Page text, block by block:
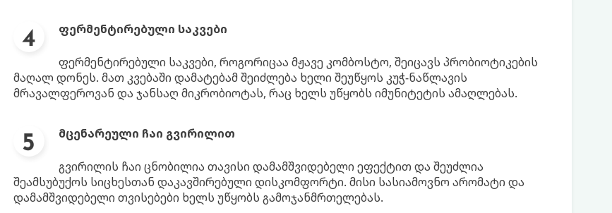
ფერმენტირებული საკვები
ფერმენტირებული საკვები, როგორიცაა მჟავე კომბოსტო, შეიცავს პრობიოტიკების
მაღალ დონეს. მათ კვებაში დამატებამ შეიძლება ხელი შეუწყოს კუჭ-ნაწლავის
მრავალფეროვან და ჯანსაღ მიკრობიოტას, რაც ხელს უწყობს იმუნიტეტის ამაღლებას.
მცენარეული ჩაი გვირილით
გვირილის ჩაი ცნობილია თავისი დამამშვიდებელი ეფექტით და შეუძლია
შეამსუბუქოს სიცხესთან დაკავშირებული დისკომფორტი. მისი სასიამოვნო არომატი და
დამამშვიდებელი თვისებები ხელს უწყობს გამოჯანმრთელებას.